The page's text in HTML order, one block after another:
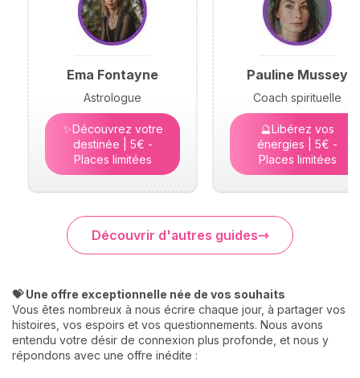
Ema Fontayne
Astrologue
✨Découvrez votre
destinée | 5€ -
Places limitées
Pauline Mussey
Coach spirituelle
🔮Libérez vos
énergies | 5€ -
Places limitées
Découvrir d'autres guides
💝 Une offre exceptionnelle née de vos souhaits
Vous êtes nombreux à nous écrire chaque jour, à partager vos
histoires, vos espoirs et vos questionnements. Nous avons
entendu votre désir de connexion plus profonde, et nous y
répondons avec une offre inédite :